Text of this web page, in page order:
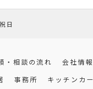
日
・相談の流れ 会社情報
事務所 キッチンカー